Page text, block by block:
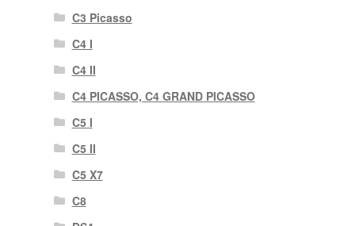
C3 Picasso
C4 I
C4 II
C4 PICASSO, C4 GRAND PICASSO
C5 I
C5 II
C5 X7
C8